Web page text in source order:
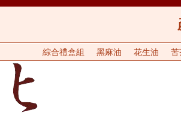
綜合禮盒組 黑麻油 花生油 苦